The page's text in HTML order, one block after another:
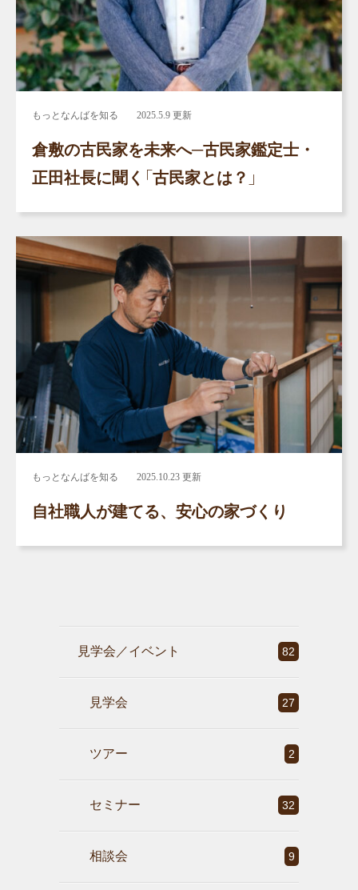
もっとなんばを知る 2025.5.9 更新
倉敷の古民家を未来へ─古民家鑑定士・
正田社長に聞く「古民家とは？」
もっとなんばを知る 2025.10.23 更新
自社職人が建てる、安心の家づくり
見学会／イベント 82
見学会 27
ツアー 2
セミナー 32
相談会 9